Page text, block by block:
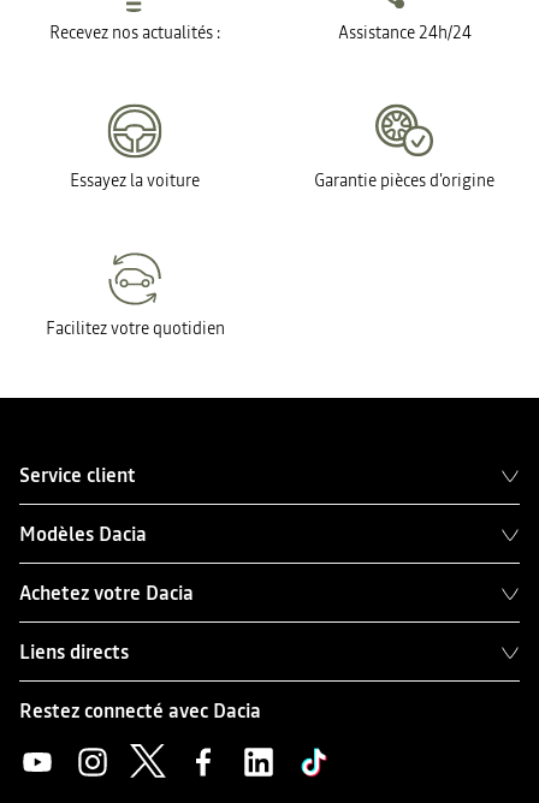
Recevez nos actualités : Assistance 24h/24
Essayez la voiture Garantie pièces d'origine
Facilitez votre quotidien
Service client
Modèles Dacia
Achetez votre Dacia
Liens directs
Restez connecté avec Dacia